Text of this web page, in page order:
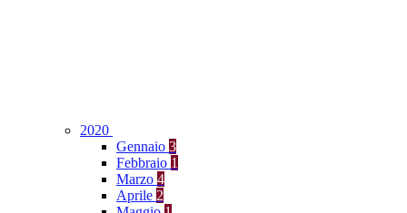
2020
Gennaio 3
Febbraio 1
Marzo 4
Aprile 2